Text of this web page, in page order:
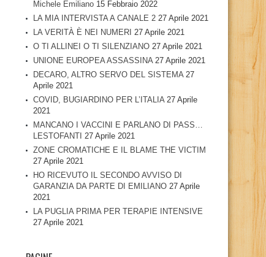
Michele Emiliano 15 Febbraio 2022
LA MIA INTERVISTA A CANALE 2 27 Aprile 2021
LA VERITÀ È NEI NUMERI 27 Aprile 2021
O TI ALLINEI O TI SILENZIANO 27 Aprile 2021
UNIONE EUROPEA ASSASSINA 27 Aprile 2021
DECARO, ALTRO SERVO DEL SISTEMA 27
Aprile 2021
COVID, BUGIARDINO PER L’ITALIA 27 Aprile
2021
MANCANO I VACCINI E PARLANO DI PASS…
LESTOFANTI 27 Aprile 2021
ZONE CROMATICHE E IL BLAME THE VICTIM
27 Aprile 2021
HO RICEVUTO IL SECONDO AVVISO DI
GARANZIA DA PARTE DI EMILIANO 27 Aprile
2021
LA PUGLIA PRIMA PER TERAPIE INTENSIVE
27 Aprile 2021